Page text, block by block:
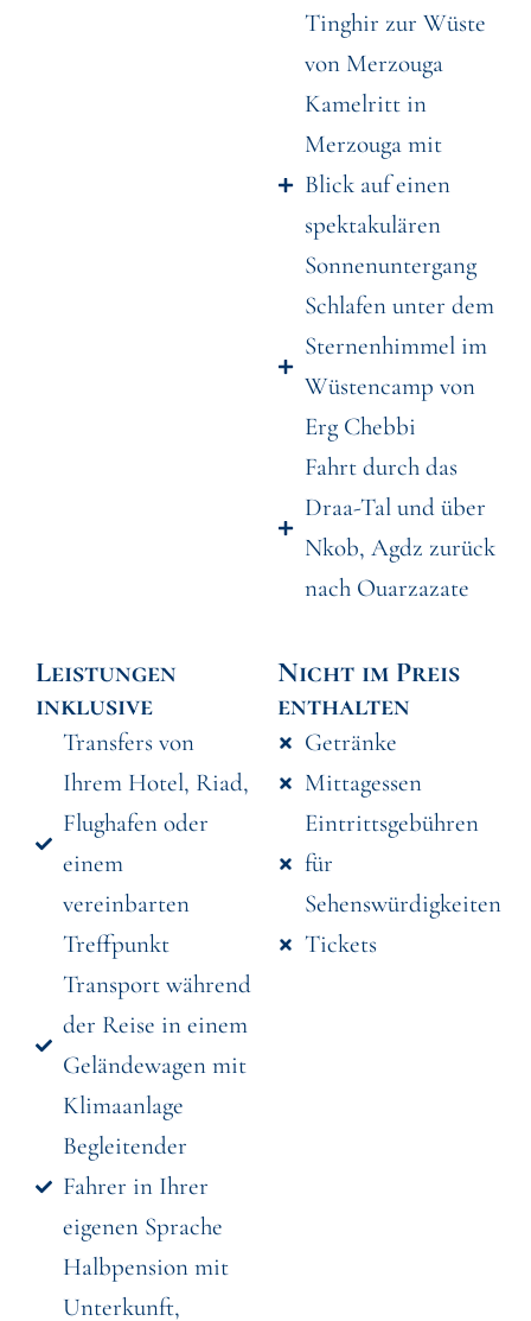
Tinghir zur Wüste
von Merzouga
Kamelritt in
Merzouga mit
Blick auf einen
spektakulären
Sonnenuntergang
Schlafen unter dem
Sternenhimmel im
Wüstencamp von
Erg Chebbi
Fahrt durch das
Draa-Tal und über
Nkob, Agdz zurück
nach Ouarzazate
Leistungen
inklusive
Transfers von
Ihrem Hotel, Riad,
Flughafen oder
einem
vereinbarten
Treffpunkt
Transport während
der Reise in einem
Geländewagen mit
Klimaanlage
Begleitender
Fahrer in Ihrer
eigenen Sprache
Halbpension mit
Unterkunft,
Nicht im Preis
enthalten
Getränke
Mittagessen
Eintrittsgebühren
für
Sehenswürdigkeiten
Tickets